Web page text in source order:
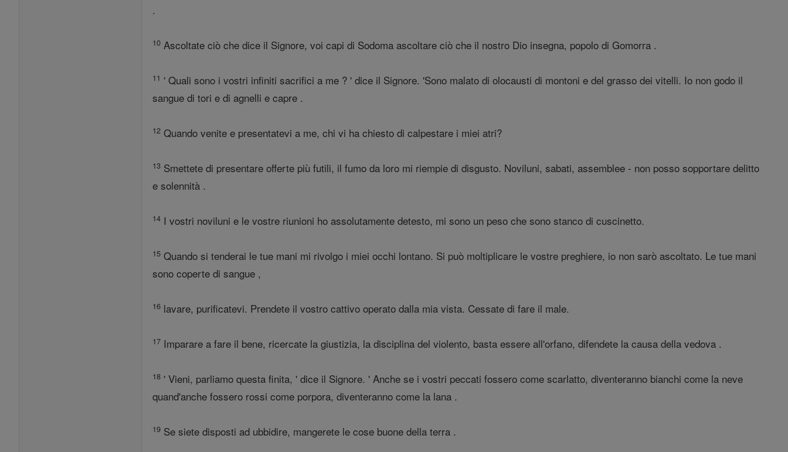
.
10 Ascoltate ciò che dice il Signore, voi capi di Sodoma ascoltare ciò che il nostro Dio insegna, popolo di Gomorra .
11 ' Quali sono i vostri infiniti sacrifici a me ? ' dice il Signore. 'Sono malato di olocausti di montoni e del grasso dei vitelli. Io non godo il
sangue di tori e di agnelli e capre .
12 Quando venite e presentatevi a me, chi vi ha chiesto di calpestare i miei atri?
13 Smettete di presentare offerte più futili, il fumo da loro mi riempie di disgusto. Noviluni, sabati, assemblee - non posso sopportare delitto
e solennità .
14 I vostri noviluni e le vostre riunioni ho assolutamente detesto, mi sono un peso che sono stanco di cuscinetto.
15 Quando si tenderai le tue mani mi rivolgo i miei occhi lontano. Si può moltiplicare le vostre preghiere, io non sarò ascoltato. Le tue mani
sono coperte di sangue ,
16 lavare, purificatevi. Prendete il vostro cattivo operato dalla mia vista. Cessate di fare il male.
17 Imparare a fare il bene, ricercate la giustizia, la disciplina del violento, basta essere all'orfano, difendete la causa della vedova .
18 ' Vieni, parliamo questa finita, ' dice il Signore. ' Anche se i vostri peccati fossero come scarlatto, diventeranno bianchi come la neve
quand'anche fossero rossi come porpora, diventeranno come la lana .
19 Se siete disposti ad ubbidire, mangerete le cose buone della terra .